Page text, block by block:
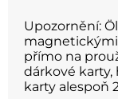
Upozornění:
magnetickými
přímo na
dárkové karty,
karty alespoň